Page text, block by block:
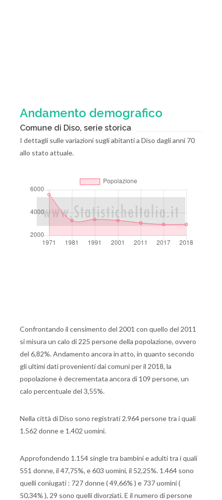
Andamento demografico
Comune di Diso, serie storica
I dettagli sulle variazioni sugli abitanti a Diso dagli anni 70
allo stato attuale.
Confrontando il censimento del 2001 con quello del 2011
si misura un calo di 225 persone della popolazione, ovvero
del 6,82%. Andamento ancora in atto, in quanto secondo
gli ultimi dati provenienti dai comuni per il 2018, la
popolazione è decrementata ancora di 109 persone, un
calo percentuale del 3,55%.
Nella città di Diso sono registrati 2.964 persone tra i quali
1.562 donne e 1.402 uomini.
Approfondendo 1.154 single tra bambini e adulti tra i quali
551 donne, il 47,75%, e 603 uomini, il 52,25%. 1.464 sono
quelli coniugati : 727 donne ( 49,66% ) e 737 uomini (
50,34% ), 29 sono quelli divorziati. E il numero di persone